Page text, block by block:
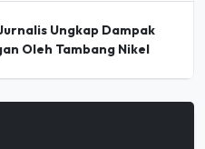
Ungkap Dampak
Oleh Tambang Nikel